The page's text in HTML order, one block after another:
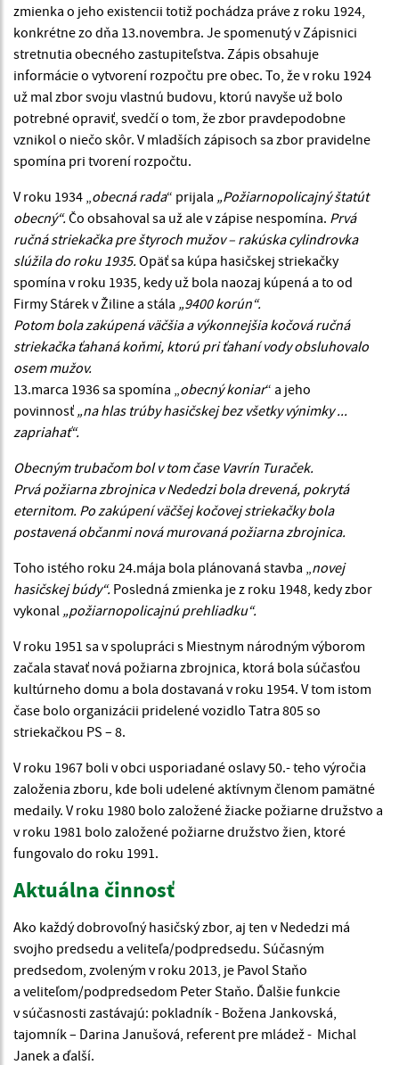
zmienka o jeho existencii totiž pochádza práve z roku 1924,
konkrétne zo dňa 13.novembra. Je spomenutý v Zápisnici
stretnutia obecného zastupiteľstva. Zápis obsahuje
informácie o vytvorení rozpočtu pre obec. To, že v roku 1924
už mal zbor svoju vlastnú budovu, ktorú navyše už bolo
potrebné opraviť, svedčí o tom, že zbor pravdepodobne
vznikol o niečo skôr. V mladších zápisoch sa zbor pravidelne
spomína pri tvorení rozpočtu.
V roku 1934 „ obecná rada“ prijala „Požiarnopolicajný štatút
obecný“. Čo obsahoval sa už ale v zápise nespomína. Prvá
ručná striekačka pre štyroch mužov – rakúska cylindrovka
slúžila do roku 1935. Opäť sa kúpa hasičskej striekačky
spomína v roku 1935, kedy už bola naozaj kúpená a to od
Firmy Stárek v Žiline a stála „9400 korún“.
Potom bola zakúpená väčšia a výkonnejšia kočová ručná
striekačka ťahaná koňmi, ktorú pri ťahaní vody obsluhovalo
osem mužov.
13.marca 1936 sa spomína „ obecný koniar“ a jeho
povinnosť „na hlas trúby hasičskej bez všetky výnimky ...
zapriahať“.
Obecným trubačom bol v tom čase Vavrín Turaček.
Prvá požiarna zbrojnica v Nededzi bola drevená, pokrytá
eternitom. Po zakúpení väčšej kočovej striekačky bola
postavená občanmi nová murovaná požiarna zbrojnica.
Toho istého roku 24.mája bola plánovaná stavba „ novej
hasičskej búdy“. Posledná zmienka je z roku 1948, kedy zbor
vykonal „požiarnopolicajnú prehliadku“.
V roku 1951 sa v spolupráci s Miestnym národným výborom
začala stavať nová požiarna zbrojnica, ktorá bola súčasťou
kultúrneho domu a bola dostavaná v roku 1954. V tom istom
čase bolo organizácii pridelené vozidlo Tatra 805 so
striekačkou PS – 8.
V roku 1967 boli v obci usporiadané oslavy 50.- teho výročia
založenia zboru, kde boli udelené aktívnym členom pamätné
medaily. V roku 1980 bolo založené žiacke požiarne družstvo a
v roku 1981 bolo založené požiarne družstvo žien, ktoré
fungovalo do roku 1991.
Aktuálna činnosť
Ako každý dobrovoľný hasičský zbor, aj ten v Nededzi má
svojho predsedu a veliteľa/podpredsedu. Súčasným
predsedom, zvoleným v roku 2013, je Pavol Staňo
a veliteľom/podpredsedom Peter Staňo. Ďalšie funkcie
v súčasnosti zastávajú: pokladník - Božena Jankovská,
tajomník – Darina Janušová, referent pre mládež - Michal
Janek a ďalší.